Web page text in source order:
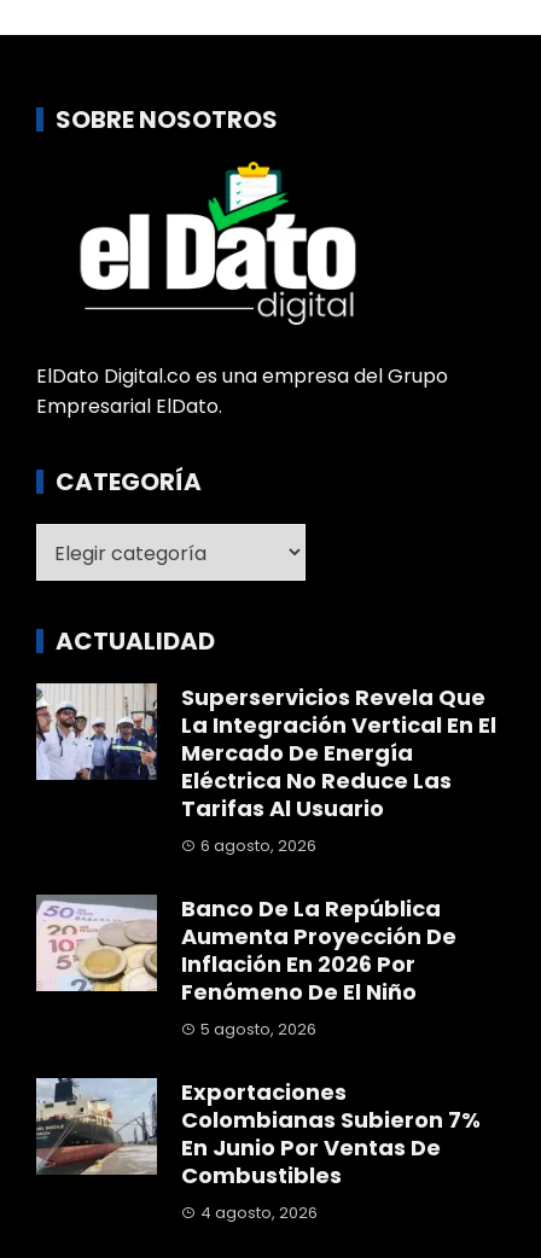
SOBRE NOSOTROS
ElDato Digital.co es una empresa del Grupo
Empresarial ElDato.
CATEGORÍA
ACTUALIDAD
Superservicios Revela Que
La Integración Vertical En El
Mercado De Energía
Eléctrica No Reduce Las
Tarifas Al Usuario
6 agosto, 2026
Banco De La República
Aumenta Proyección De
Inflación En 2026 Por
Fenómeno De El Niño
5 agosto, 2026
Exportaciones
Colombianas Subieron 7%
En Junio Por Ventas De
Combustibles
4 agosto, 2026